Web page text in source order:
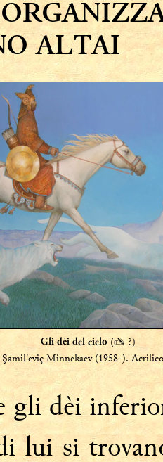
ALTAI
Gli dèi del cielo (✍ ?)
Şamil'eviç Minnekaev (1958-).
gli dèi
lui si